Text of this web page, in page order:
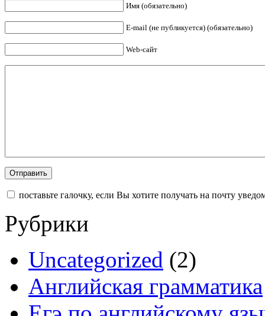
Имя (обязательно)
E-mail (не публикуется) (обязательно)
Web-сайт
поставьте галочку, если Вы хотите получать на почту
Рубрики
Uncategorized (2)
Английская грамматика